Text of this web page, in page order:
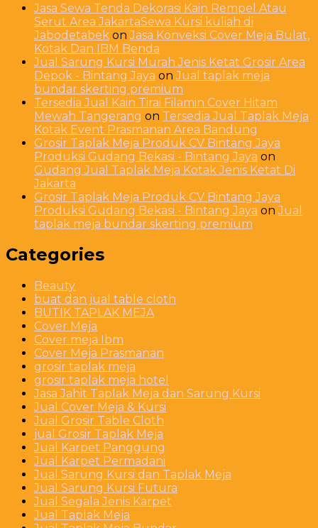
Jasa Sewa Tenda Dekorasi Kain Rempel Atau
Serut Area JakartaSewa Kursi kuliah di
Jabodetabek onJasa Konveksi Cover Meja Bulat,
Kotak Dan IBM Benda
Jual Sarung Kursi Murah Jenis Ketat Grosir Area
Depok - Bintang Jaya onJual taplak meja
bundar skerting premium
Tersedia Jual Kain Tirai Filamin Cover Hitam
Mewah Tangerang on Tersedia Jual Taplak Meja
Kotak Event Prasmanan Area Bandung
Grosir Taplak Meja Produk CV Bintang Jaya
Produksi Gudang Bekasi - Bintang Jaya on
Gudang Jual Taplak Meja Kotak Jenis Ketat Di
Jakarta
Grosir Taplak Meja Produk CV Bintang Jaya
Produksi Gudang Bekasi - Bintang Jaya onJual
taplak meja bundar skerting premium
Categories
Beauty
buat dan jual table cloth
BUTIK TAPLAK MEJA
Cover Meja
Cover meja Ibm
Cover Meja Prasmanan
grosir taplak meja
grosir taplak meja hotel
Jasa Jahit Taplak Meja dan Sarung Kursi
Jual Cover Meja & Kursi
Jual Grosir Table Cloth
jual Grosir Taplak Meja
Jual Karpet Panggung
Jual Karpet Permadani
Jual Sarung Kursi dan Taplak Meja
Jual Sarung Kursi Futura
Jual Segala Jenis Karpet
Jual Taplak Meja